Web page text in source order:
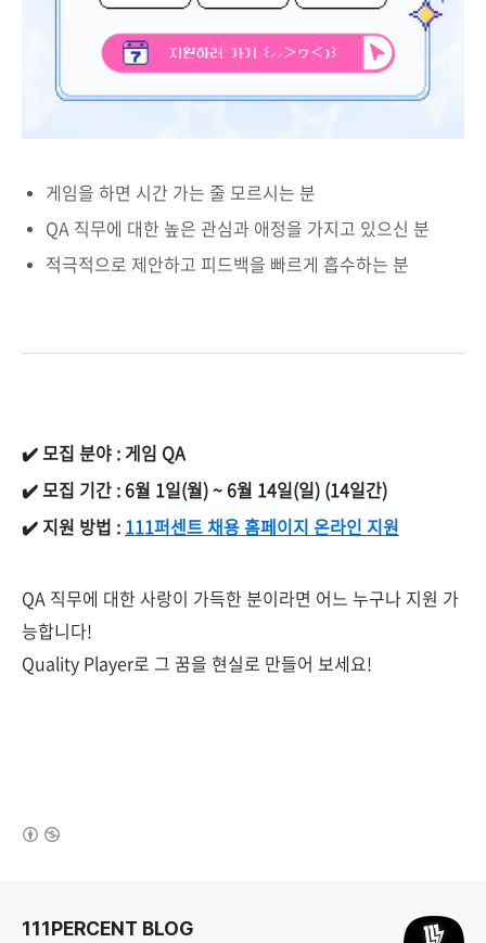
게임을 하면 시간 가는 줄 모르시는 분
QA 직무에 대한 높은 관심과 애정을 가지고 있으신 분
적극적으로 제안하고 피드백을 빠르게 흡수하는 분
✔️ 모집 분야 : 게임 QA
✔️모집 기간 : 6월 1일(월) ~ 6월 14일(일) (14일간)
✔️ 지원 방법 : 111퍼센트 채용 홈페이지 온라인 지원
QA 직무에 대한 사랑이 가득한 분이라면 어느 누구나 지원 가
능합니다!
Quality Player로 그 꿈을 현실로 만들어 보세요!
111PERCENT BLOG